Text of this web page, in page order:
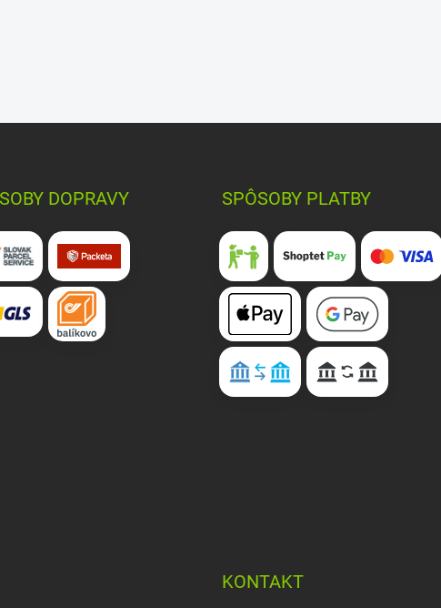
DOPRAVY SPÔSOBY PLATBY
KONTAKT